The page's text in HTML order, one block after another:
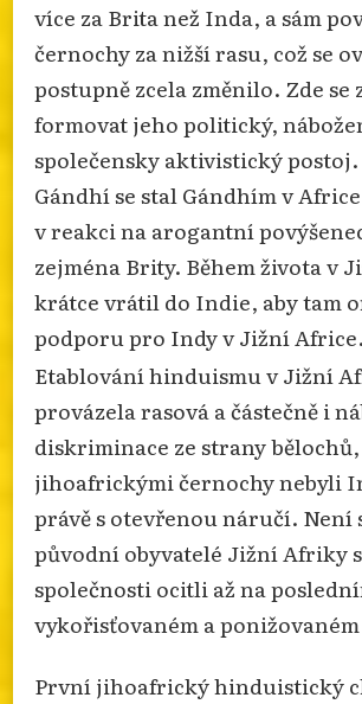
více za Brita než Inda, a sám
černochy za nižší rasu, což se
postupně zcela změnilo. Zde se
formovat jeho politický,
společensky aktivistický
Gándhí se stal Gándhím v
v reakci na arogantní
zejména Brity. Během života v
krátce vrátil do Indie, aby tam
podporu pro Indy v Jižní Africe.
Etablování hinduismu v Jižní
provázela rasová a částečně i
diskriminace ze strany
jihoafrickými černochy nebyli
právě s otevřenou náručí. Není
původní obyvatelé Jižní Afriky
společnosti ocitli až na
vykořisťovaném a ponižovaném
První jihoafrický hinduistický